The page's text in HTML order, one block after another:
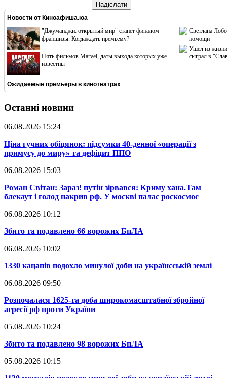
Надіслати
Новости от Киноафиша.юа
"Джуманджи: открытый мир" станет финалом
франшизы. Когдаждать премьему?
Пять фильмов Marvel, даты выхода которых уже
известны
Светлана
помощи
Ушел из жизни
сыграл в
Ожидаемые премьеры в кинотеатрах
Останні новини
06.08.2026 15:24
​Ціна гучних обіцянок: підсумки 40-денної «операції з
примусу до миру» та дефіцит ППО
06.08.2026 15:03
​Роман Світан: Зараз! путін зірвався: Криму хана.Там
блекаут і голод накрив рф. У москві палає роскосмос
06.08.2026 10:12
​Збито та подавлено 66 ворожих БпЛА
06.08.2026 10:02
​1330 кацапів подохло минулої доби на українсській землі
06.08.2026 09:50
​Розпочалася 1625-та доба широкомасштабної збройної
агресії рф проти України
05.08.2026 10:24
​Збито та подавлено 98 ворожих БпЛА
05.08.2026 10:15